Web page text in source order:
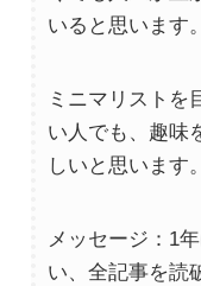
いると思います。
ミニマリストを
い人でも、趣味
しいと思います。
メッセージ：1
い、全記事を読